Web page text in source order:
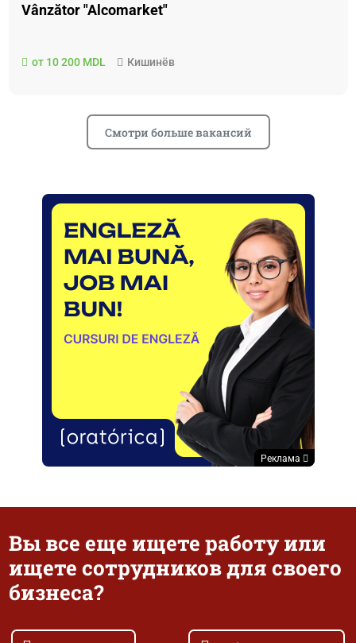
Vânzător "Alcomarket"
от 10 200 MDL Кишинёв
Смотри больше вакансий
Реклама
Вы все еще ищете работу или
ищете сотрудников для своего
бизнеса?